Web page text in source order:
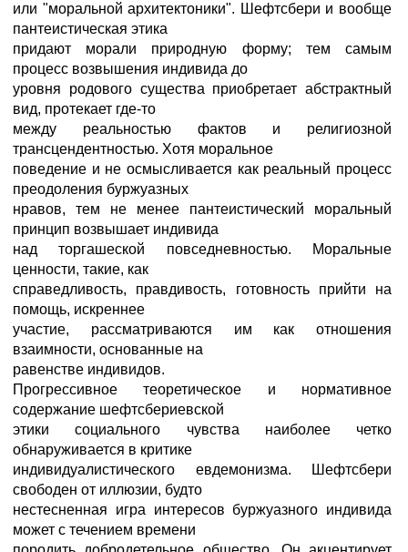
или "моральной архитектоники". Шефтсбери и вообще
пантеистическая этика
придают морали природную форму; тем самым
процесс возвышения индивида до
уровня родового существа приобретает абстрактный
вид, протекает где-то
между реальностью фактов и религиозной
трансцендентностью. Хотя моральное
поведение и не осмысливается как реальный процесс
преодоления буржуазных
нравов, тем не менее пантеистический моральный
принцип возвышает индивида
над торгашеской повседневностью. Моральные
ценности, такие, как
справедливость, правдивость, готовность прийти на
помощь, искреннее
участие, рассматриваются им как отношения
взаимности, основанные на
равенстве индивидов.
Прогрессивное теоретическое и нормативное
содержание шефтсбериевской
этики социального чувства наиболее четко
обнаруживается в критике
индивидуалистического евдемонизма. Шефтсбери
свободен от иллюзии, будто
нестесненная игра интересов буржуазного индивида
может с течением времени